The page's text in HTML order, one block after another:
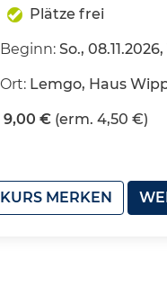
Plätze frei
Beginn: So.,
Ort: Lemgo, Haus
9,00 €(erm. 4,50 €)
KURS MERKEN